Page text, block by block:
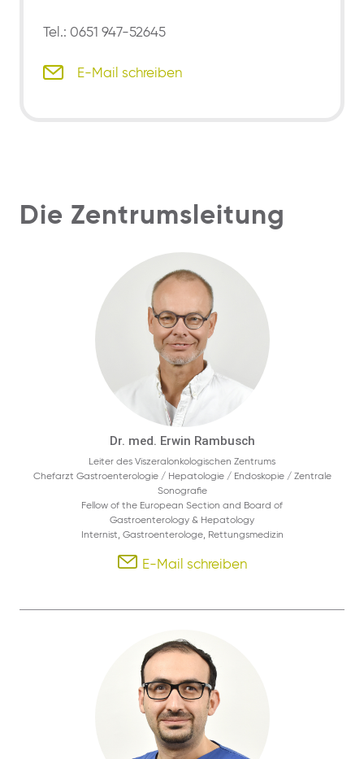
Tel.: 0651 947-52645
E-Mail schreiben
Die Zentrumsleitung
Dr. med. Erwin Rambusch
Leiter des Viszeralonkologischen Zentrums
Chefarzt Gastroenterologie / Hepatologie / Endoskopie / Zentrale
Sonografie
Fellow of the European Section and Board of
Gastroenterology & Hepatology
Internist, Gastroenterologe, Rettungsmedizin
E-Mail schreiben